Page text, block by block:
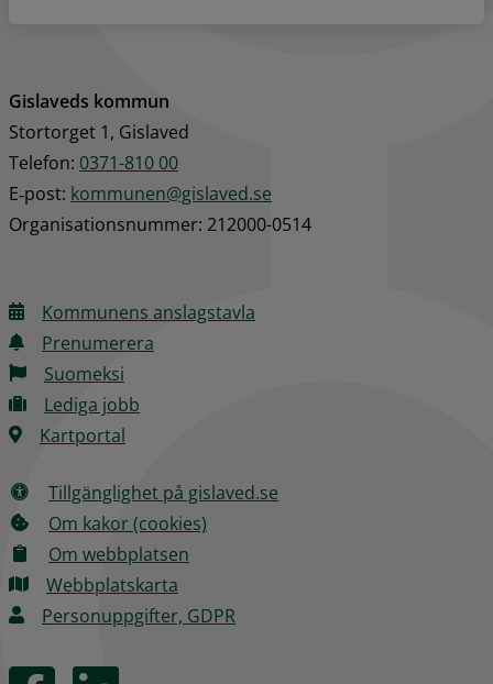
Gislaveds kommun
Stortorget 1, Gislaved
Telefon: 0371-810 00
E‑post: kommunen@gislaved.se
Organisationsnummer: 212000-0514
Kommunens anslagstavla
Prenumerera
Suomeksi
Lediga jobb
Kartportal
Tillgänglighet på gislaved.se
Om kakor (cookies)
Om webbplatsen
Webbplatskarta
Personuppgifter, GDPR